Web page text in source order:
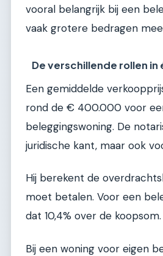
vooral belangrijk bij een
vaak grotere bedragen
De verschillende rollen in
Een gemiddelde
rond de € 400.000 voor
beleggingswoning. De
juridische kant, maar ook
Hij berekent de
moet betalen. Voor een
dat 10,4% over de koopsom.
Bij een woning voor eigen